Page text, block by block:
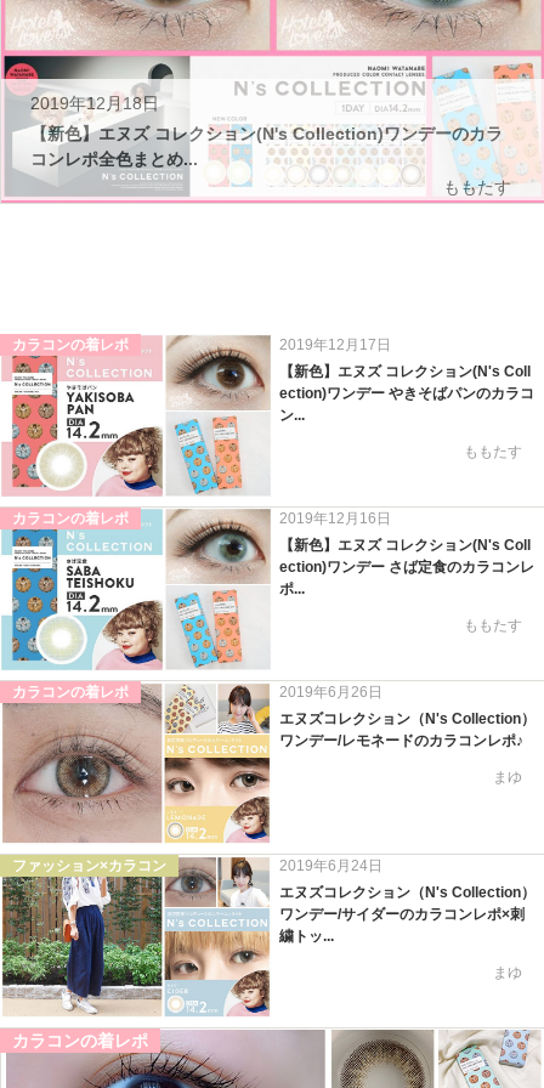
2019年12月18日
【新色】エヌズ コレクション(N's Collection)ワンデーのカラ
コンレポ全色まとめ...
ももたす
カラコンの着レポ
2019年12月17日
【新色】エヌズ コレクション(N's Coll
ection)ワンデー やきそばパンのカラコ
ン...
ももたす
カラコンの着レポ
2019年12月16日
【新色】エヌズ コレクション(N's Coll
ection)ワンデー さば定食のカラコンレ
ポ...
ももたす
カラコンの着レポ
2019年6月26日
エヌズコレクション（N's Collection）
ワンデー/レモネードのカラコンレポ♪
まゆ
ファッション×カラコン
2019年6月24日
エヌズコレクション（N's Collection）
ワンデー/サイダーのカラコンレポ×刺
繍トッ...
まゆ
カラコンの着レポ